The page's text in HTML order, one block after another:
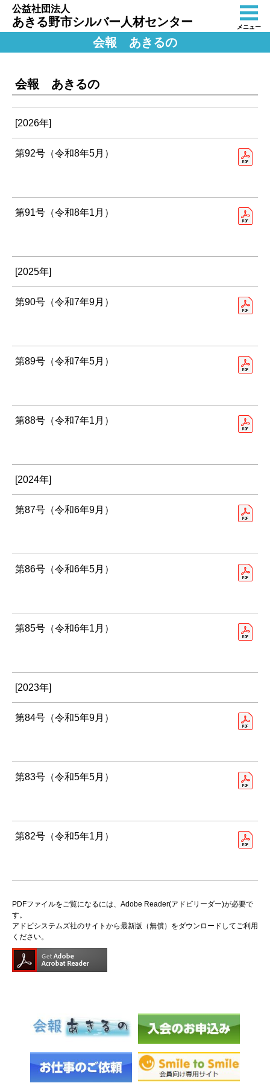
公益社団法人
あきる野市シルバー人材センター メニュー
会報 あきるの
会報 あきるの
[2026年]
第92号（令和8年5月）
第91号（令和8年1月）
[2025年]
第90号（令和7年9月）
第89号（令和7年5月）
第88号（令和7年1月）
[2024年]
第87号（令和6年9月）
第86号（令和6年5月）
第85号（令和6年1月）
[2023年]
第84号（令和5年9月）
第83号（令和5年5月）
第82号（令和5年1月）
PDFファイルをご覧になるには、Adobe Reader(アドビリーダー)が必要で
す。
アドビシステムズ社のサイトから最新版（無償）をダウンロードしてご利用
ください。